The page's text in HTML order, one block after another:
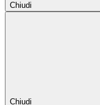
Chiudi
Chiudi